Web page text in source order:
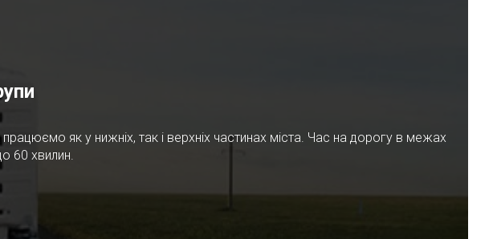
як у нижніх, так і верхніх частинах міста. Час на дорогу в межах
60 хвилин.